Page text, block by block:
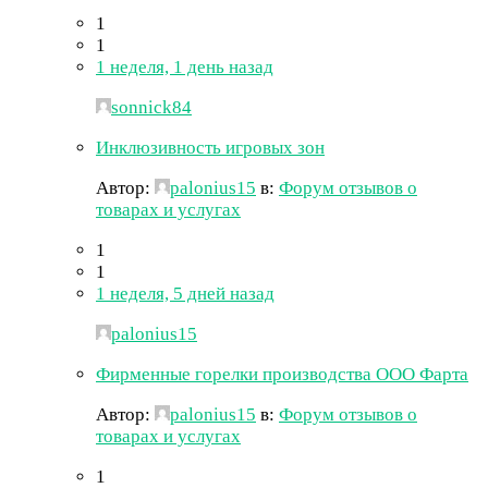
1
1
1 неделя, 1 день назад
sonnick84
Инклюзивность игровых зон
Автор:
palonius15 в: Форум отзывов о
товарах и услугах
1
1
1 неделя, 5 дней назад
palonius15
Фирменные горелки производства ООО Фарта
Автор:
palonius15 в: Форум отзывов о
товарах и услугах
1